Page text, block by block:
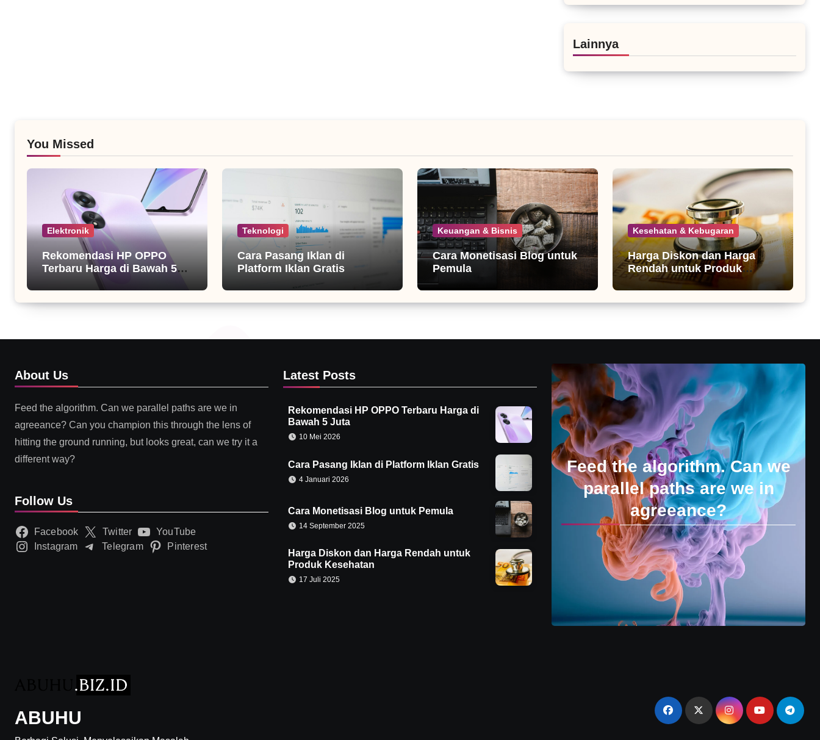
Lainnya
You Missed
Elektronik
Rekomendasi HP OPPO
Terbaru Harga di Bawah 5
Teknologi
Cara Pasang Iklan di
Platform Iklan Gratis
Keuangan & Bisnis
Cara Monetisasi Blog untuk
Pemula
Kesehatan & Kebugaran
Harga Diskon dan Harga
Rendah untuk Produk
Kesehatan
About Us
Feed the algorithm. Can we parallel paths are we in
agreeance? Can you champion this through the lens of
hitting the ground running, but looks great, can we try it a
different way?
Follow Us
Facebook Twitter
YouTube
Instagram
Telegram Pinterest
Latest Posts
Rekomendasi HP OPPO Terbaru Harga di
Bawah 5 Juta
10 Mei 2026
Cara Pasang Iklan di Platform Iklan Gratis
4 Januari 2026
Cara Monetisasi Blog untuk Pemula
14 September 2025
Harga Diskon dan Harga Rendah untuk
Produk Kesehatan
17 Juli 2025
Feed the algorithm. Can we
parallel paths are we in
agreeance?
ABUHU